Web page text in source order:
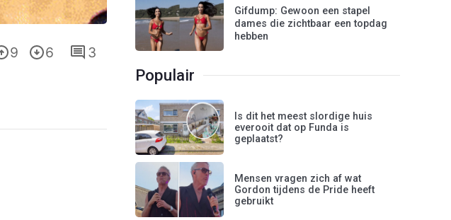
9 6 3
Gifdump: Gewoon een stapel
dames die zichtbaar een topdag
hebben
Populair
Is dit het meest slordige huis
everooit dat op Funda is
geplaatst?
Mensen vragen zich af wat
Gordon tijdens de Pride heeft
gebruikt